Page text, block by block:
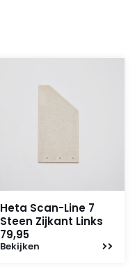
Heta Scan-Line 7
Steen Zijkant Links
79,95
Bekijken